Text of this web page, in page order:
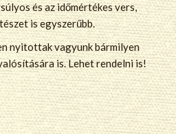
és az időmértékes vers,
is egyszerűbb.
nyitottak vagyunk bármilyen
is. Lehet rendelni is!